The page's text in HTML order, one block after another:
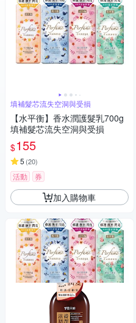
填補髮芯流失空洞與受損
【水平衡】香水潤護髮乳700g
填補髮芯流失空洞與受損
$155
5 (20)
活動 券
加入購物車